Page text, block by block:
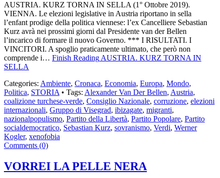
AUSTRIA. KURZ TORNA IN SELLA (1° Ottobre 2019).
VIENNA. Le elezioni legislative in Austria riportano in sella
l’enfant prodige della politica viennese: l’ex Cancelliere Sebastian
Kurz avrà nei prossimi giorni dal Presidente van der Bellen
l’incarico di formare il nuovo Governo. *** I RISULTATI. I
VINCITORI. A spoglio praticamente ultimato, che però non
comprende i… Finish ReadingAUSTRIA. KURZ TORNA IN
SELLA
Categories: Ambiente, Cronaca, Economia, Europa, Mondo,
Politica, STORIA• Tags: Alexander Van Der Bellen, Austria,
coalizione turchese-verde, Consiglio Nazionale, corruzione, elezioni
internazionali, Gruppo di Visegrad, ibizagate, migranti,
nazionalpopulismo, Partito della Libertà, Partito Popolare, Partito
socialdemocratico, Sebastian Kurz, sovranismo, Verdi, Werner
Kogler, xenofobia
Comments (0)
VORREI LA PELLE NERA